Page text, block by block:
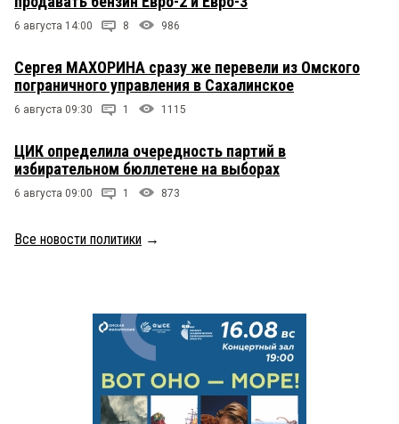
6 августа 14:00 8 986
Сергея МАХОРИНА сразу же перевели из Омского
пограничного управления в Сахалинское
6 августа 09:30 1 1115
ЦИК определила очередность партий в
избирательном бюллетене на выборах
6 августа 09:00 1 873
Все новости политики →